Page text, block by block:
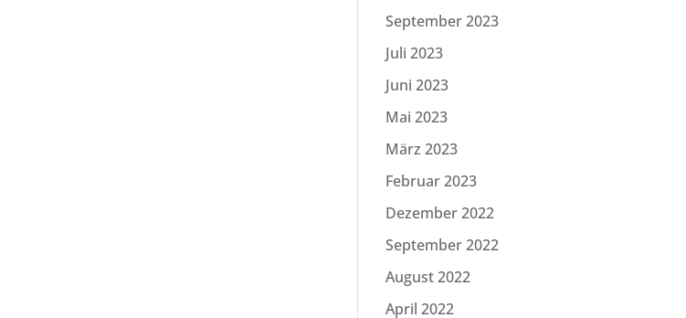
September 2023
Juli 2023
Juni 2023
Mai 2023
März 2023
Februar 2023
Dezember 2022
September 2022
August 2022
April 2022